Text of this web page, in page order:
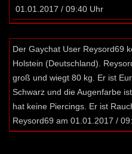
01.01.2017 / 09:40 Uhr
Der Gaychat User Reysord69
Holstein (Deutschland).
groß und wiegt 80 kg. Er ist
Schwarz und die Augenfarbe
hat keine Piercings. Er ist
Reysord69 am 01.01.2017 /